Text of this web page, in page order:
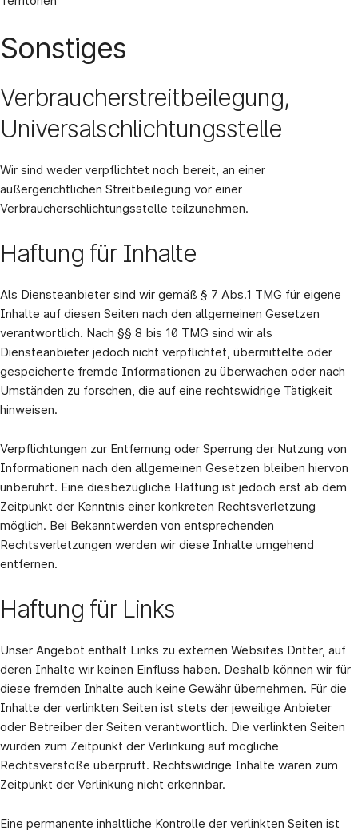
Sonstiges
Verbraucherstreitbeilegung,
Universalschlichtungsstelle
Wir sind weder verpflichtet noch bereit, an einer
außergerichtlichen Streitbeilegung vor einer
Verbraucherschlichtungsstelle teilzunehmen.
Haftung für Inhalte
Als Diensteanbieter sind wir gemäß § 7 Abs.1 TMG für eigene
Inhalte auf diesen Seiten nach den allgemeinen Gesetzen
verantwortlich. Nach §§ 8 bis 10 TMG sind wir als
Diensteanbieter jedoch nicht verpflichtet, übermittelte oder
gespeicherte fremde Informationen zu überwachen oder nach
Umständen zu forschen, die auf eine rechtswidrige Tätigkeit
hinweisen.
Verpflichtungen zur Entfernung oder Sperrung der Nutzung von
Informationen nach den allgemeinen Gesetzen bleiben hiervon
unberührt. Eine diesbezügliche Haftung ist jedoch erst ab dem
Zeitpunkt der Kenntnis einer konkreten Rechtsverletzung
möglich. Bei Bekanntwerden von entsprechenden
Rechtsverletzungen werden wir diese Inhalte umgehend
entfernen.
Haftung für Links
Unser Angebot enthält Links zu externen Websites Dritter, auf
deren Inhalte wir keinen Einfluss haben. Deshalb können wir für
diese fremden Inhalte auch keine Gewähr übernehmen. Für die
Inhalte der verlinkten Seiten ist stets der jeweilige Anbieter
oder Betreiber der Seiten verantwortlich. Die verlinkten Seiten
wurden zum Zeitpunkt der Verlinkung auf mögliche
Rechtsverstöße überprüft. Rechtswidrige Inhalte waren zum
Zeitpunkt der Verlinkung nicht erkennbar.
Eine permanente inhaltliche Kontrolle der verlinkten Seiten ist